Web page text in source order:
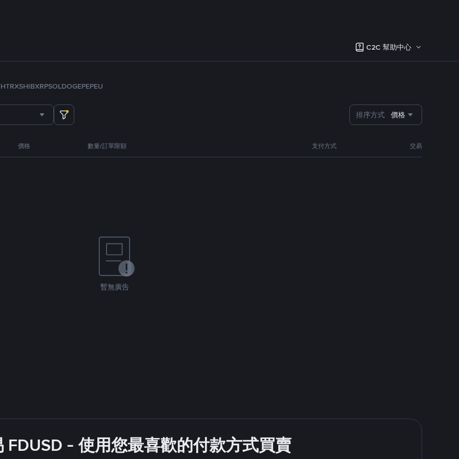
C2C 幫助中心
TRXSHIBXRPSOLDOGEPEPEU
排序方式 價格
價格 數量/訂單限額 支付方式 交易
暫無廣告
FDUSD - 使用您最喜歡的付款方式買賣